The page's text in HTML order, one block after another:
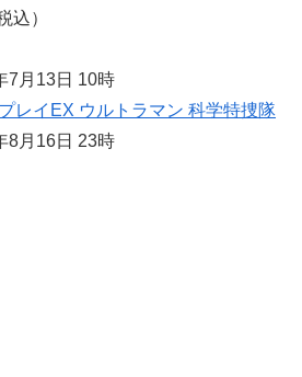
込）
7月13日 10時
レイEX ウルトラマン 科学特捜隊
8月16日 23時